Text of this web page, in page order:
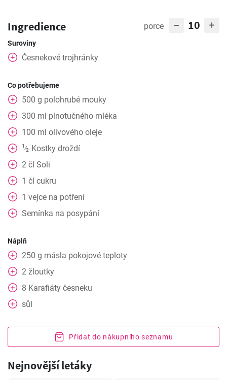
Ingredience porce 10
Suroviny
Česnekové trojhránky
Co potřebujeme
500 g polohrubé mouky
300 ml plnotučného mléka
100 ml olivového oleje
1⁄2 Kostky droždí
2 čl Soli
1 čl cukru
1 vejce na potření
Semínka na posypání
Náplň
250 g másla pokojové teploty
2 žloutky
8 Karafiáty česneku
sůl
Přidat do nákupního seznamu
Nejnovější letáky